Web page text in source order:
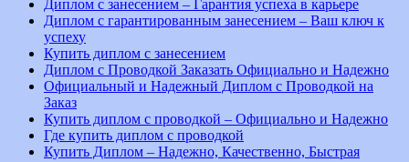
Диплом с занесением – Гарантия успеха в карьере
Диплом с гарантированным занесением – Ваш ключ к
успеху
Купить диплом с занесением
Диплом с Проводкой Заказать Официально и Надежно
Официальный и Надежный Диплом с Проводкой на
Заказ
Купить диплом с проводкой – Официально и Надежно
Где купить диплом с проводкой
Купить Диплом – Надежно, Качественно, Быстрая